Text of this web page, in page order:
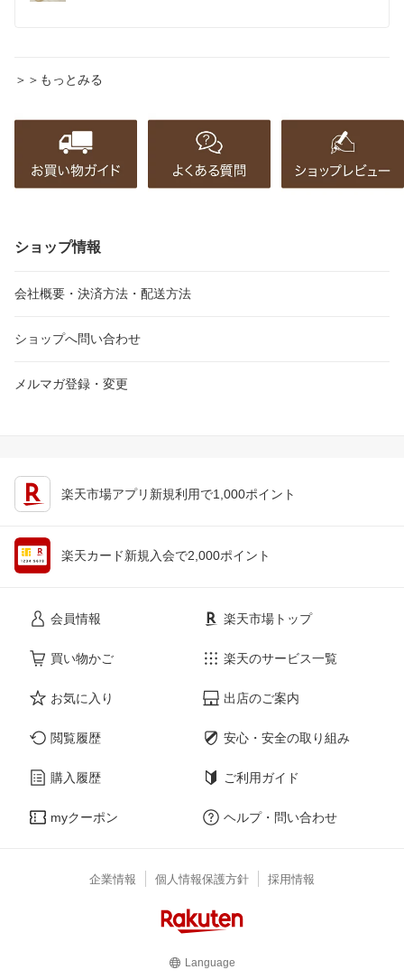
＞＞もっとみる
ショップ情報
会社概要・決済方法・配送方法
ショップへ問い合わせ
メルマガ登録・変更
楽天市場アプリ新規利用で1,000ポイント
楽天カード新規入会で2,000ポイント
会員情報
買い物かご
お気に入り
閲覧履歴
購入履歴
myクーポン
楽天市場トップ
楽天のサービス一覧
出店のご案内
安心・安全の取り組み
ご利用ガイド
ヘルプ・問い合わせ
企業情報 個人情報保護方針 採用情報
Language